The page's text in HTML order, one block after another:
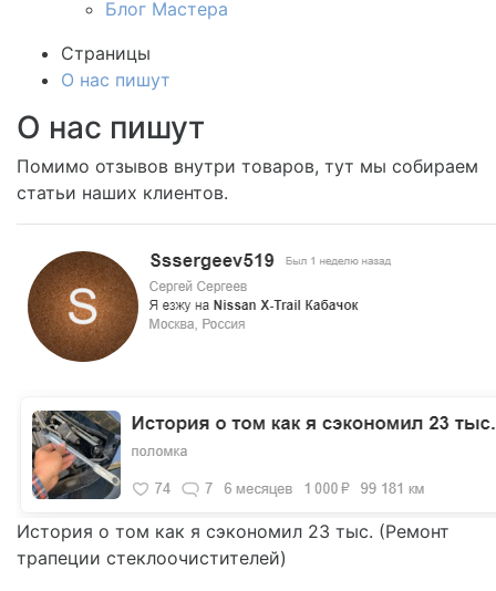
Блог Мастера
Страницы
О нас пишут
О нас пишут
Помимо отзывов внутри товаров, тут мы собираем
статьи наших клиентов.
История о том как я сэкономил 23 тыс. (Ремонт
трапеции стеклоочистителей)